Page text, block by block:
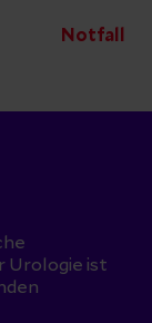
Notfall
Urologie ist